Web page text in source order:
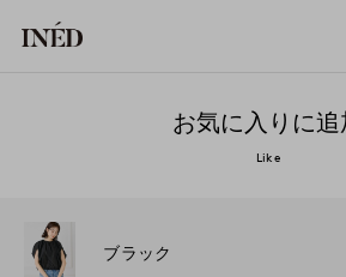
お気に入りに追
Like
ブラック